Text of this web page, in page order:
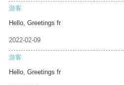
游客
Hello, Greetings fr
2022-02-09
游客
Hello, Greetings fr